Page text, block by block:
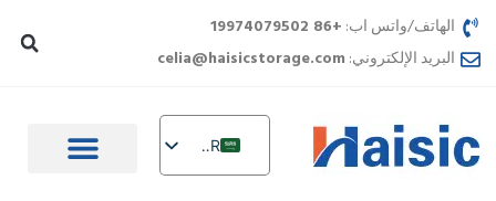
تخطي
إلى
المحتوى
الهاتف/واتس اب: +86 19974079502
البريد الإلكتروني: celia@haisicstorage.com
AR
EN